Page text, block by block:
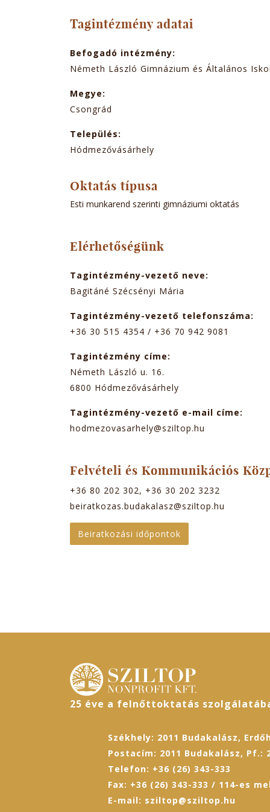
TABOK
Tagintézmény adatai
Befogadó intézmény:
Németh László Gimnázium és Általános
Megye:
Csongrád
Település:
Hódmezővásárhely
Oktatás típusa
Esti munkarend szerinti gimnáziumi oktatás
Elérhetőségünk
Tagintézmény-vezető neve:
Bagitáné Szécsényi Mária
Tagintézmény-vezető telefonszáma:
+36 30 515 4354 / +36 70 942 9081
Tagintézmény címe:
Németh László u. 16.
6800 Hódmezővásárhely
Tagintézmény-vezető e-mail címe:
hodmezovasarhely@sziltop.hu
Felvételi és Kommunikációs
+36 80 202 302, +36 30 202 3232
beiratkozas.budakalasz@sziltop.hu
Beiratkozási időpontok
25 éve a felnőttoktatás
Székhely: 2011 Budakalász,
Postacím: 2011 Budakalász, Pf.:
Telefon: +36 (26) 343-333
Fax: +36 (26) 343-333 / 114-es
E-mail: sziltop@sziltop.hu